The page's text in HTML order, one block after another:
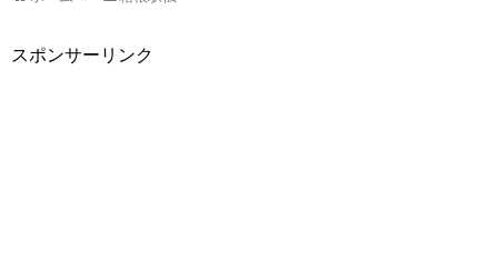
スポンサーリンク